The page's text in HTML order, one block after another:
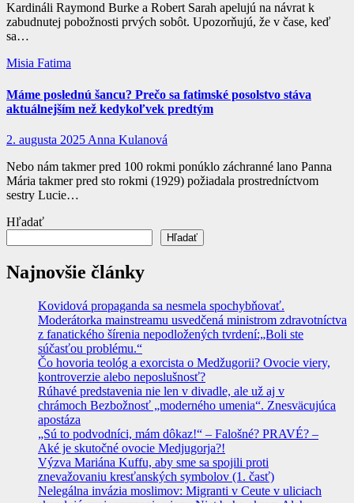
Kardináli Raymond Burke a Robert Sarah apelujú na návrat k
zabudnutej pobožnosti prvých sobôt. Upozorňujú, že v čase, keď
sa…
Misia Fatima
Máme poslednú šancu? Prečo sa fatimské posolstvo stáva
aktuálnejším než kedykoľvek predtým
2. augusta 2025 Anna Kulanová
Nebo nám takmer pred 100 rokmi ponúklo záchranné lano Panna
Mária takmer pred sto rokmi (1929) požiadala prostredníctvom
sestry Lucie…
Hľadať
Hľadať
Najnovšie články
Kovidová propaganda sa nesmela spochybňovať.
Moderátorka mainstreamu usvedčená ministrom zdravotníctva
z fanatického šírenia nepodložených tvrdení:„Boli ste
súčasťou problému.“
Čo hovoria teológ a exorcista o Medžugorii? Ovocie viery,
kontroverzie alebo neposlušnosť?
Rúhavé predstavenia nie len v divadle, ale už aj v
chrámoch Bezbožnosť „moderného umenia“. Znesväcujúca
apostáza
„Sú to podvodníci, mám dôkaz!“ – Falošné? PRAVÉ? –
Aké je skutočné ovocie Medjugorja?!
Výzva Mariána Kuffu, aby sme sa spojili proti
znevažovaniu kresťanských symbolov (1. časť)
Nelegálna invázia moslimov: Migranti v Ceute v uliciach